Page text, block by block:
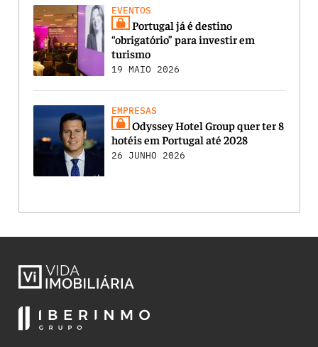
EVENTOS
Portugal já é destino
“obrigatório” para investir em
turismo
19 MAIO 2026
EMPRESAS
Odyssey Hotel Group quer ter 8
hotéis em Portugal até 2028
26 JUNHO 2026